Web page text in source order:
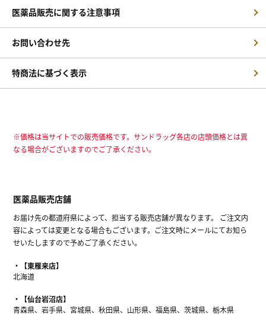
医薬品販売に関する注意事項
お問い合わせ先
特商法に基づく表示
※価格は当サイトでの販売価格です。サンドラッグ各店の店頭価格とは異
なる場合がございますのでご了承ください。
医薬品販売店舗
お届け先の都道府県によって、担当する販売店舗が異なります。 ご注文内
容によっては変更となる場合もございます。ご注文時にメールにてお知ら
せいたしますので予めご了承ください。
【東雁来店】
北海道
【仙台岩沼店】
青森県、岩手県、宮城県、秋田県、山形県、福島県、茨城県、栃木県